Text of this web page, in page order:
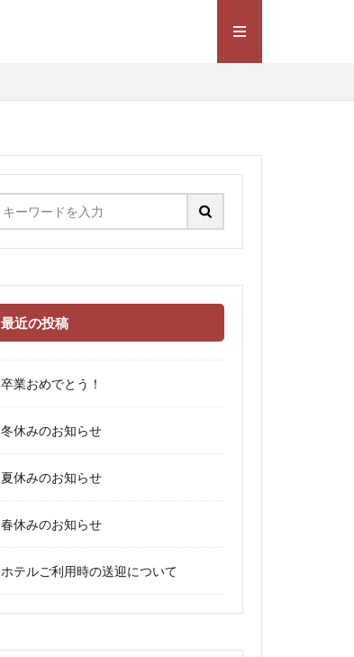
最近の投稿
卒業おめでとう！
冬休みのお知らせ
夏休みのお知らせ
春休みのお知らせ
ホテルご利用時の送迎について